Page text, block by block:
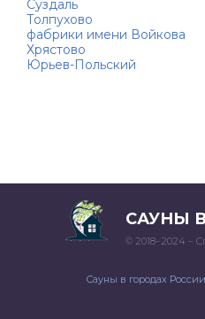
Суздаль
Толпухово
фабрики имени Войкова
Хрястово
Юрьев-Польский
САУНЫ
© 2018–2024 –
Сауны в городах России